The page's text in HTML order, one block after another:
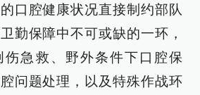
口腔健康状况直接制约部队
勤保障中不可或缺的一环，
伤急救、野外条件下口腔保
问题处理，以及特殊作战环